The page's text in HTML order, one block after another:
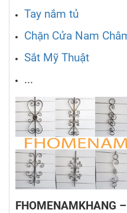
Tay nắm tủ
Chặn Cửa Nam
Sắt Mỹ Thuật
...
FHOMENAMKHANG